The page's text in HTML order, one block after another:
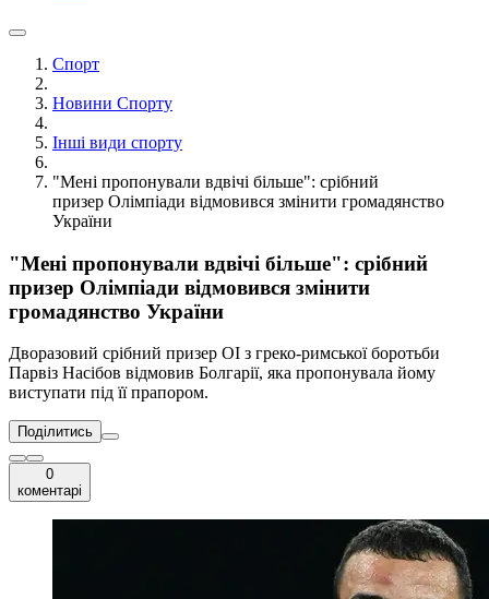
Спорт
Новини Спорту
Інші види спорту
"Мені пропонували вдвічі більше": срібний
призер Олімпіади відмовився змінити громадянство
України
"Мені пропонували вдвічі більше": срібний
призер Олімпіади відмовився змінити
громадянство України
Дворазовий срібний призер ОІ з греко-римської боротьби
Парвіз Насібов відмовив Болгарії, яка пропонувала йому
виступати під її прапором.
Поділитись
0
коментарі